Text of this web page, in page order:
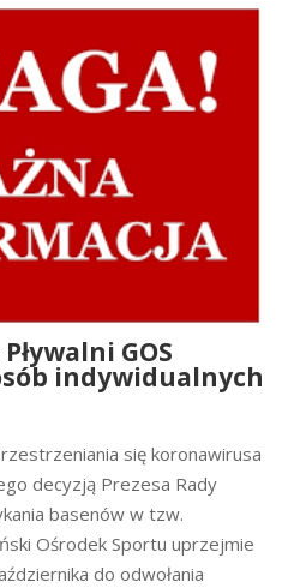
GOS
indywidualnych
się koronawirusa
decyzją Prezesa Rady
basenów w tzw.
Ośrodek Sportu uprzejmie
do odwołania